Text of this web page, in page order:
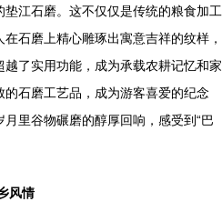
江石磨。这不仅仅是传统的粮食加工
石磨上精心雕琢出寓意吉祥的纹样，
了实用功能，成为承载农耕记忆和家
石磨工艺品，成为游客喜爱的纪念
里谷物碾磨的醇厚回响，感受到“巴
风情